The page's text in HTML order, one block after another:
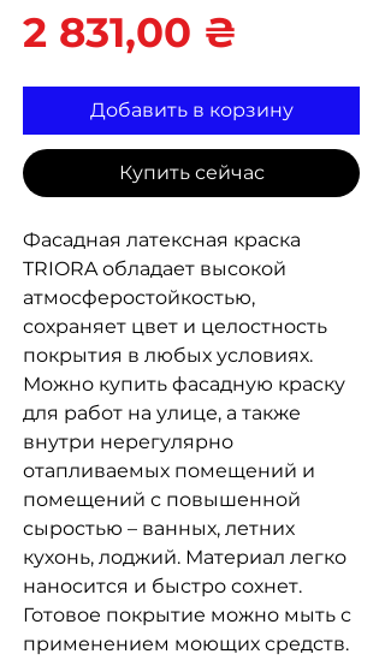
2 831,00 ₴
Добавить в корзину
Купить сейчас
Фасадная латексная краска
TRIORA обладает высокой
атмосферостойкостью,
сохраняет цвет и целостность
покрытия в любых условиях.
Можно купить фасадную краску
для работ на улице, а также
внутри нерегулярно
отапливаемых помещений и
помещений с повышенной
сыростью – ванных, летних
кухонь, лоджий. Материал легко
наносится и быстро сохнет.
Готовое покрытие можно мыть с
применением моющих средств.